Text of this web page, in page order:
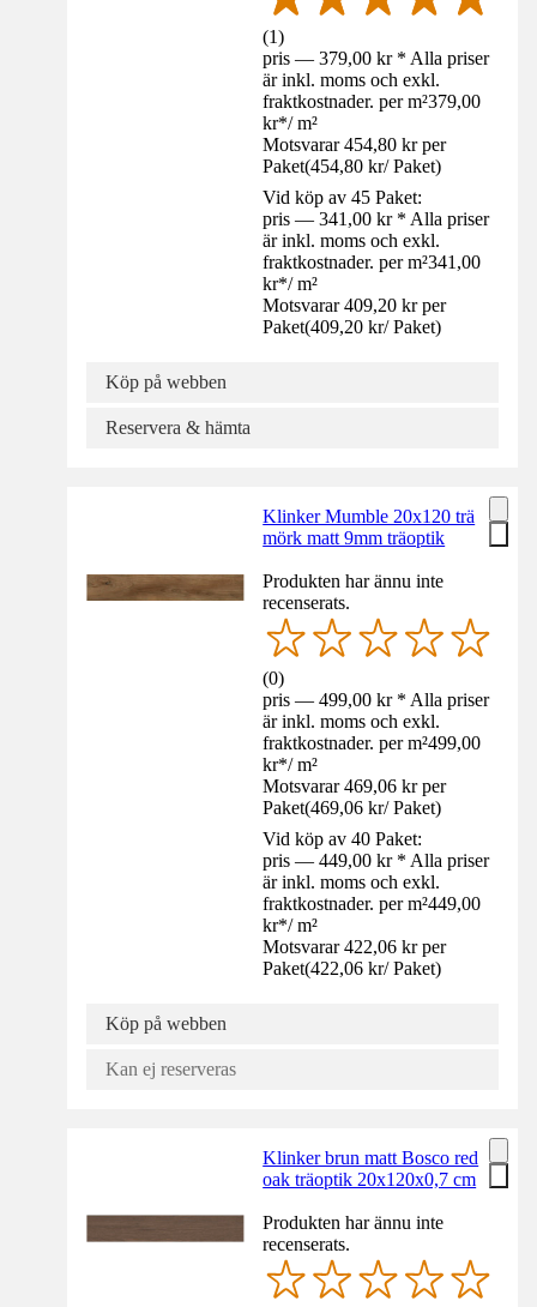
(1)
pris — 379,00 kr * Alla priser
är inkl. moms och exkl.
fraktkostnader. per m²379,00
kr*/ m²
Motsvarar 454,80 kr per
Paket(454,80 kr/ Paket)
Vid köp av 45 Paket:
pris — 341,00 kr * Alla priser
är inkl. moms och exkl.
fraktkostnader. per m²341,00
kr*/ m²
Motsvarar 409,20 kr per
Paket(409,20 kr/ Paket)
Köp på webben
Reservera & hämta
Klinker Mumble 20x120 trä
mörk matt 9mm träoptik
Produkten har ännu inte
recenserats.
(0)
pris — 499,00 kr * Alla priser
är inkl. moms och exkl.
fraktkostnader. per m²499,00
kr*/ m²
Motsvarar 469,06 kr per
Paket(469,06 kr/ Paket)
Vid köp av 40 Paket:
pris — 449,00 kr * Alla priser
är inkl. moms och exkl.
fraktkostnader. per m²449,00
kr*/ m²
Motsvarar 422,06 kr per
Paket(422,06 kr/ Paket)
Köp på webben
Kan ej reserveras
Klinker brun matt Bosco red
oak träoptik 20x120x0,7 cm
Produkten har ännu inte
recenserats.